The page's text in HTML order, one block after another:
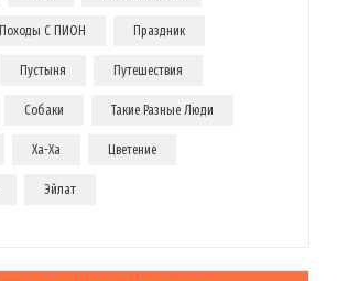
Походы С ПИОН Праздник
Пустыня Путешествия
Собаки Такие Разные Люди
Ха-Ха Цветение
Эйлат